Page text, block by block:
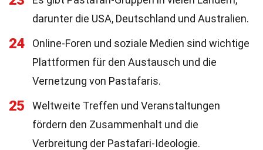
darunter die USA, Deutschland und Australien.
24
Online-Foren und soziale Medien sind wichtige
Plattformen für den Austausch und die
Vernetzung von Pastafaris.
25
Weltweite Treffen und Veranstaltungen
fördern den Zusammenhalt und die
Verbreitung der Pastafari-Ideologie.